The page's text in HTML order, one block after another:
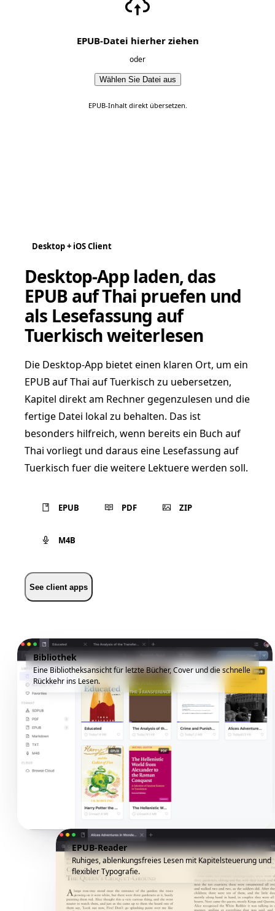
EPUB-Datei hierher ziehen
oder
Wählen Sie Datei aus
EPUB-Inhalt direkt übersetzen.
Desktop + iOS Client
Desktop-App laden, das
EPUB auf Thai pruefen und
als Lesefassung auf
Tuerkisch weiterlesen
Die Desktop-App bietet einen klaren Ort, um ein
EPUB auf Thai auf Tuerkisch zu uebersetzen,
Kapitel direkt am Rechner gegenzulesen und die
fertige Datei lokal zu behalten. Das ist
besonders hilfreich, wenn bereits ein Buch auf
Thai vorliegt und daraus eine Lesefassung auf
Tuerkisch fuer die weitere Lektuere werden soll.
EPUB PDF ZIP
M4B
See client apps
Bibliothek
Eine Bibliotheksansicht für letzte Bücher, Cover und die schnelle
Rückkehr ins Lesen.
EPUB-Reader
Ruhiges, ablenkungsfreies Lesen mit Kapitelsteuerung und
flexibler Typografie.